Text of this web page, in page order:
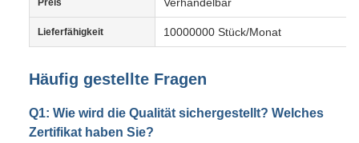
Preis
Lieferfähigkeit 10000000 Stück/Monat
Häufig gestellte Fragen
Q1: Wie wird die Qualität sichergestellt? Welches
Zertifikat haben Sie?